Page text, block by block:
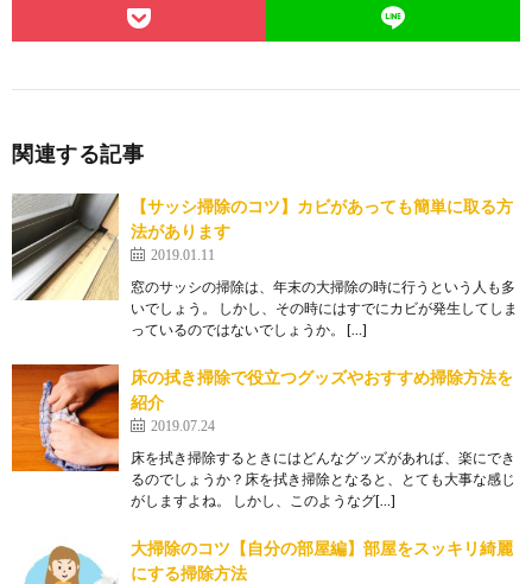
関連する記事
【サッシ掃除のコツ】カビがあっても簡単に取る方
法があります
2019.01.11
窓のサッシの掃除は、年末の大掃除の時に行うという人も多
いでしょう。 しかし、その時にはすでにカビが発生してしま
っているのではないでしょうか。 […]
床の拭き掃除で役立つグッズやおすすめ掃除方法を
紹介
2019.07.24
床を拭き掃除するときにはどんなグッズがあれば、楽にでき
るのでしょうか？床を拭き掃除となると、とても大事な感じ
がしますよね。 しかし、このようなグ[…]
大掃除のコツ【自分の部屋編】部屋をスッキリ綺麗
にする掃除方法